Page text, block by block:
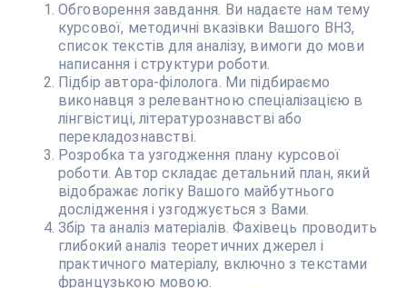
Обговорення завдання. Ви надаєте нам тему
курсової, методичні вказівки Вашого ВНЗ,
список текстів для аналізу, вимоги до мови
написання і структури роботи.
Підбір автора-філолога. Ми підбираємо
виконавця з релевантною спеціалізацією в
лінгвістиці, літературознавстві або
перекладознавстві.
Розробка та узгодження плану курсової
роботи. Автор складає детальний план, який
відображає логіку Вашого майбутнього
дослідження і узгоджується з Вами.
Збір та аналіз матеріалів. Фахівець проводить
глибокий аналіз теоретичних джерел і
практичного матеріалу, включно з текстами
французькою мовою.